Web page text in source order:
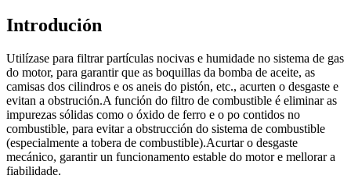
Introdución
Utilízase para filtrar partículas nocivas e humidade no sistema de gas
do motor, para garantir que as boquillas da bomba de aceite, as
camisas dos cilindros e os aneis do pistón, etc., acurten o desgaste e
evitan a obstrución.A función do filtro de combustible é eliminar as
impurezas sólidas como o óxido de ferro e o po contidos no
combustible, para evitar a obstrucción do sistema de combustible
(especialmente a tobera de combustible).Acurtar o desgaste
mecánico, garantir un funcionamento estable do motor e mellorar a
fiabilidade.